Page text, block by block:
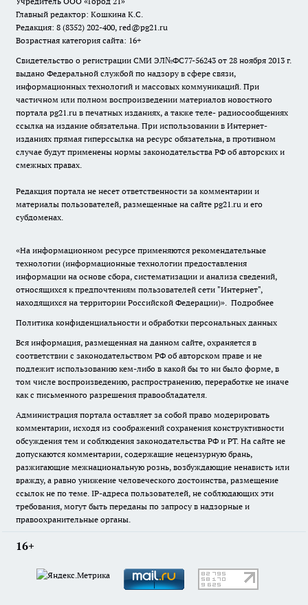
Главный редактор: Кошкина К.С.
Редакция: 8 (8352) 202-400, red@pg21.ru
Возрастная категория сайта: 16+
Свидетельство о регистрации СМИ ЭЛ№ФС77-56243 от 28 ноября 2013 г.
выдано Федеральной службой по надзору в сфере связи,
информационных технологий и массовых коммуникаций. При
частичном или полном воспроизведении материалов новостного
портала pg21.ru в печатных изданиях, а также теле- радиосообщениях
ссылка на издание обязательна. При использовании в Интернет-
изданиях прямая гиперссылка на ресурс обязательна, в противном
случае будут применены нормы законодательства РФ об авторских и
смежных правах.
Редакция портала не несет ответственности за комментарии и
материалы пользователей, размещенные на сайте pg21.ru и его
субдоменах.
«На информационном ресурсе применяются рекомендательные
технологии (информационные технологии предоставления
информации на основе сбора, систематизации и анализа сведений,
относящихся к предпочтениям пользователей сети "Интернет",
находящихся на территории Российской Федерации)». Подробнее
Политика конфиденциальности и обработки персональных данных
Вся информация, размещенная на данном сайте, охраняется в
соответствии с законодательством РФ об авторском праве и не
подлежит использованию кем-либо в какой бы то ни было форме, в
том числе воспроизведению, распространению, переработке не иначе
как с письменного разрешения правообладателя.
Администрация портала оставляет за собой право модерировать
комментарии, исходя из соображений сохранения конструктивности
обсуждения тем и соблюдения законодательства РФ и РТ. На сайте не
допускаются комментарии, содержащие нецензурную брань,
разжигающие межнациональную рознь, возбуждающие ненависть или
вражду, а равно унижение человеческого достоинства, размещение
ссылок не по теме. IP-адреса пользователей, не соблюдающих эти
требования, могут быть переданы по запросу в надзорные и
правоохранительные органы.
16+